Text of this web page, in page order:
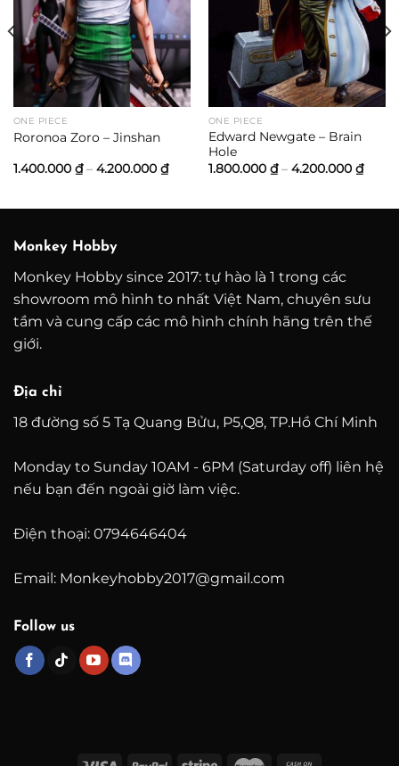
ONE PIECE
Roronoa Zoro – Jinshan
1.400.000 ₫ – 4.200.000 ₫Khoảng
giá:
đến
ONE PIECE
Edward Newgate – Brain
Hole
1.800.000 ₫ – 4.200.000 ₫
giá:
đến
₫
₫
Monkey Hobby
Monkey Hobby since 2017: tự hào là 1 trong các
showroom mô hình to nhất Việt Nam, chuyên sưu
tầm và cung cấp các mô hình chính hãng trên thế
giới.
Địa chỉ
18 đường số 5 Tạ Quang Bửu, P5,Q8, TP.Hồ Chí Minh
Monday to Sunday 10AM - 6PM (Saturday off) liên hệ
nếu bạn đến ngoài giờ làm việc.
Điện thoại: 0794646404
Email: Monkeyhobby2017@gmail.com
Follow us